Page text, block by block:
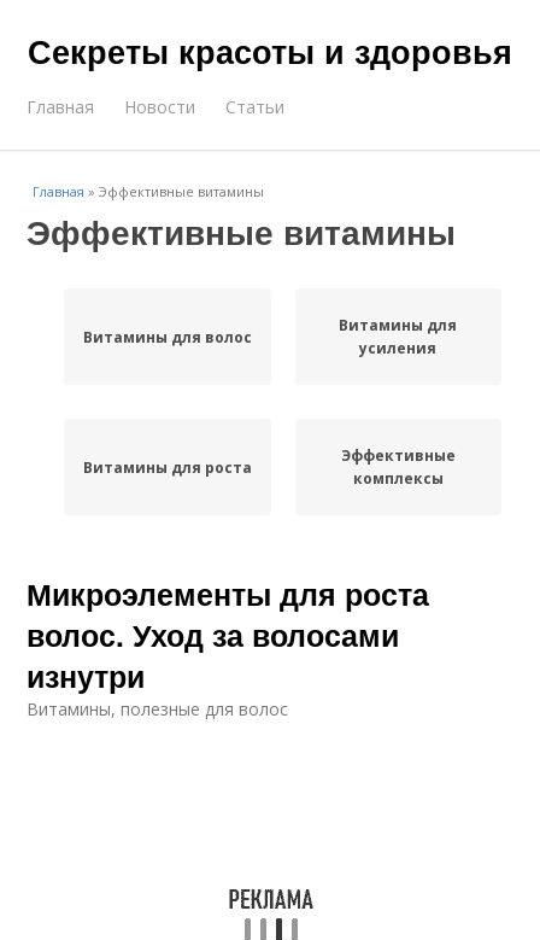
Секреты красоты и здоровья
Главная Новости Статьи
Главная »Эффективные витамины
Эффективные витамины
Витамины для волос
Витамины для
усиления
Витамины для роста
Эффективные
комплексы
Микроэлементы для роста
волос. Уход за волосами
изнутри
Витамины, полезные для волос